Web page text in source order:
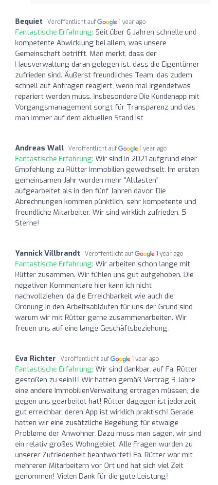
Bequiet Veröffentlicht auf 1 year ago
Fantastische Erfahrung: Seit über 6 Jahren schnelle und
kompetente Abwicklung bei allem, was unsere
Gemeinschaft betrifft. Man merkt, dass der
Hausverwaltung daran gelegen ist, dass die Eigentümer
zufrieden sind. Äußerst freundliches Team, das zudem
schnell auf Anfragen reagiert, wenn mal irgendetwas
repariert werden muss. Insbesondere Die Kundenapp mit
Vorgangsmanagement sorgt für Transparenz und das
man immer auf dem aktuellen Stand ist
Andreas Wall Veröffentlicht auf 1 year ago
Fantastische Erfahrung: Wir sind in 2021 aufgrund einer
Empfehlung zu Rütter Immobilien gewechselt. Im ersten
gemeinsamen Jahr wurden mehr "Altlasten"
aufgearbeitet als in den fünf Jahren davor. Die
Abrechnungen kommen pünktlich, sehr kompetente und
freundliche Mitarbeiter. Wir sind wirklich zufrieden, 5
Sterne!
Yannick Villbrandt Veröffentlicht auf 1 year ago
Fantastische Erfahrung: Wir arbeiten schon lange mit
Rütter zusammen. Wir fühlen uns gut aufgehoben. Die
negativen Kommentare hier kann ich nicht
nachvollziehen, da die Erreichbarkeit wie auch die
Ordnung in den Arbeitsabläufen für uns der Grund sind
warum wir mit Rütter gerne zusammenarbeiten. Wir
freuen uns auf eine lange Geschäftsbeziehung.
Eva Richter Veröffentlicht auf 1 year ago
Fantastische Erfahrung: Wir sind dankbar, auf Fa. Rütter
gestoßen zu sein!!! Wir hatten gemäß Vertrag 3 Jahre
eine andere ImmobilienVerwaltung ertragen müssen, die
gegen uns gearbeitet hat! Rütter dagegen ist jederzeit
gut erreichbar, deren App ist wirklich praktisch! Gerade
hatten wir eine zusätzliche Begehung für etwaige
Probleme der Anwohner. Dazu muss man sagen, wir sind
ein relativ großes Wohngebiet. Alle Fragen wurden zu
unserer Zufriedenheit beantwortet! Fa. Rütter war mit
mehreren Mitarbeitern vor Ort und hat sich viel Zeit
genommen! Vielen Dank für die gute Leistung!